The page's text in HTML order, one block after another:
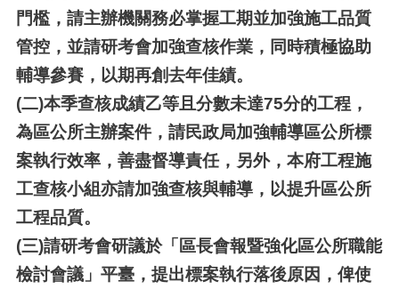
門檻，請主辦機關務必掌握工期並加強施工品質
管控，並請研考會加強查核作業，同時積極協助
輔導參賽，以期再創去年佳績。
(二)本季查核成績乙等且分數未達75分的工程，
為區公所主辦案件，請民政局加強輔導區公所標
案執行效率，善盡督導責任，另外，本府工程施
工查核小組亦請加強查核與輔導，以提升區公所
工程品質。
(三)請研考會研議於「區長會報暨強化區公所職能
檢討會議」平臺，提出標案執行落後原因，俾使